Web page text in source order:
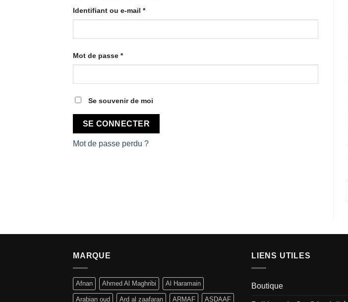
Identifiant ou e-mail *Obligatoire
Mot de passe *Obligatoire
Se souvenir de moi
SE CONNECTER
Mot de passe perdu ?
MARQUE
Afnan Ahmed Al Maghribi Al Haramain
Arabian oud Ard al zaafaran ARMAF ASDAAF
LIENS UTILES
Boutique